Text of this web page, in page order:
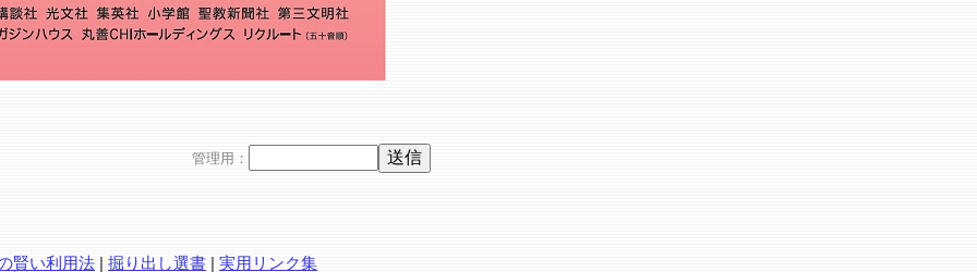
管理用：
賢い利用法 | 掘り出し選書 | 実用リンク集